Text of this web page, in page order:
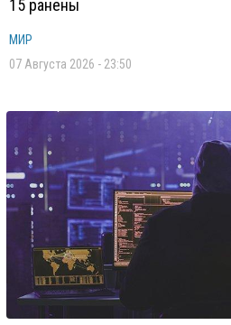
15 ранены
МИР
07 Августа 2026 - 23:50